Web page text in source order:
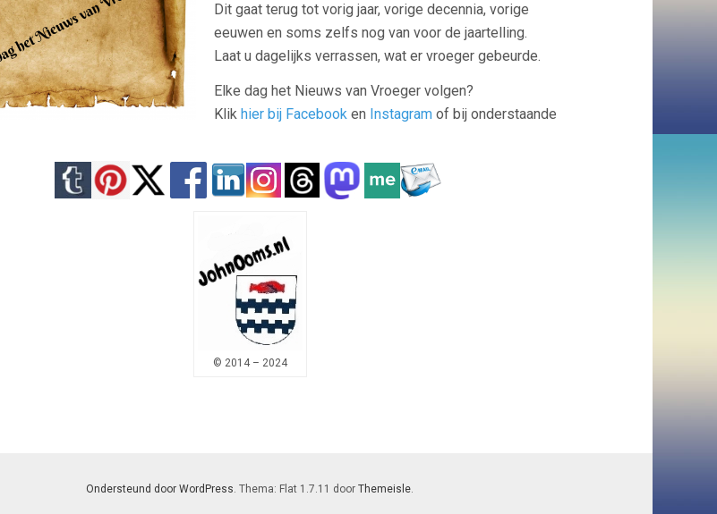
Dit gaat terug tot vorig jaar, vorige decennia, vorige
eeuwen en soms zelfs nog van voor de jaartelling.
Laat u dagelijks verrassen, wat er vroeger gebeurde.
Elke dag het Nieuws van Vroeger volgen?
Klik hier bij Facebook en Instagram of bij onderstaande
© 2014 – 2024
Ondersteund door WordPress. Thema: Flat 1.7.11 door Themeisle.